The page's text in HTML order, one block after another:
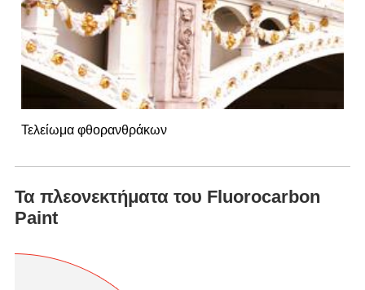
Τελείωμα φθορανθράκων
Τα πλεονεκτήματα του Fluorocarbon
Paint